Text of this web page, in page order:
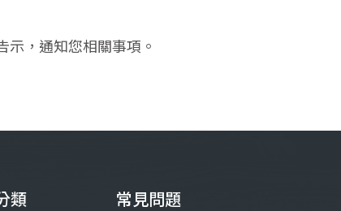
，通知您相關事項。
類 常見問題